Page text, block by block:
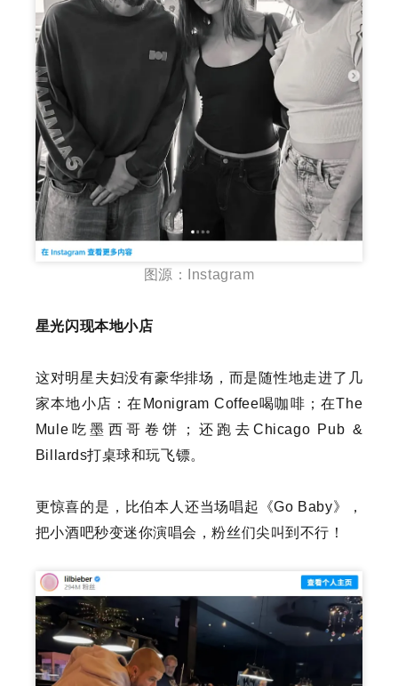
图源：Instagram
星光闪现本地小店
这对明星夫妇没有豪华排场，而是随性地走进了几
家本地小店：在Monigram Coffee喝咖啡；在The
Mule吃墨西哥卷饼；还跑去Chicago Pub &
Billards打桌球和玩飞镖。
更惊喜的是，比伯本人还当场唱起《Go Baby》，
把小酒吧秒变迷你演唱会，粉丝们尖叫到不行！